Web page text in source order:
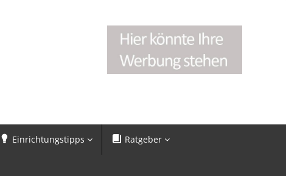
Einrichtungstipps Ratgeber